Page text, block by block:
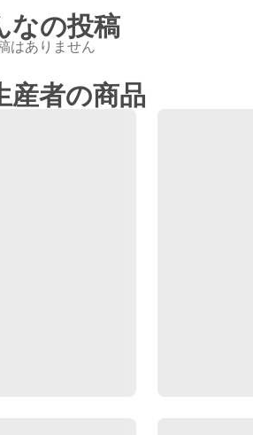
なの投稿
はありません
産者の商品